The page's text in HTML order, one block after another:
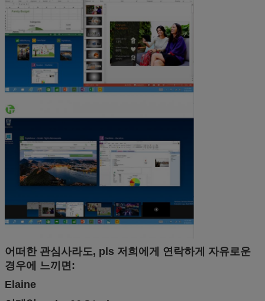
어떠한 관심사라도, pls 저희에게 연락하게 자유로운
경우에 느끼면:
Elaine